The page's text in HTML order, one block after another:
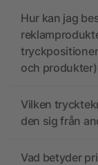
Hur kan jag
och
Vilken
den sig från
Vad betyder